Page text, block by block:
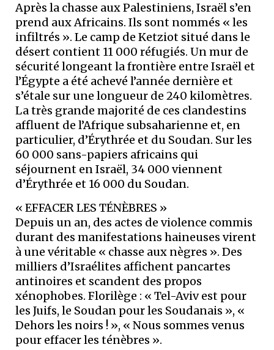
Après la chasse aux Palestiniens, Israël s’en
prend aux Africains. Ils sont nommés « les
infiltrés ». Le camp de Ketziot situé dans le
désert contient 11 000 réfugiés. Un mur de
sécurité longeant la frontière entre Israël et
l’Égypte a été achevé l’année dernière et
s’étale sur une longueur de 240 kilomètres.
La très grande majorité de ces clandestins
affluent de l’Afrique subsaharienne et, en
particulier, d’Érythrée et du Soudan. Sur les
60 000 sans-papiers africains qui
séjournent en Israël, 34 000 viennent
d’Érythrée et 16 000 du Soudan.
« EFFACER LES TÉNÈBRES »
Depuis un an, des actes de violence commis
durant des manifestations haineuses virent
à une véritable « chasse aux nègres ». Des
milliers d’Israélites affichent pancartes
antinoires et scandent des propos
xénophobes. Florilège : « Tel-Aviv est pour
les Juifs, le Soudan pour les Soudanais », «
Dehors les noirs ! », « Nous sommes venus
pour effacer les ténèbres ».